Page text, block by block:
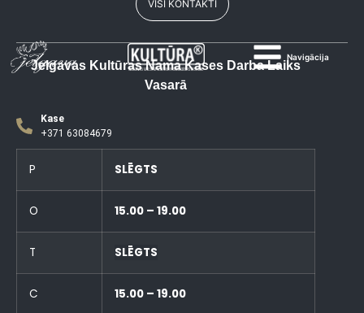
Navigācija
VISI KONTAKTI
Jelgavas Kultūras Nama Kases Darba Laiks
Vasarā
Kase
+371 63084679
P SLĒGTS
O 15.00 – 19.00
T SLĒGTS
C 15.00 – 19.00